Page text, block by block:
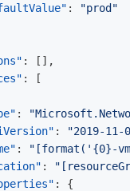
:
"prod"
:
[],
:
[
:
: "2019-11-
:
"[format('{0}-
:
:
{